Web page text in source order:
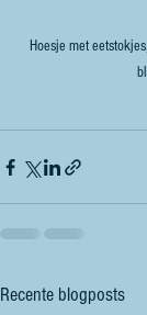
Hoesje met
Recente blogposts